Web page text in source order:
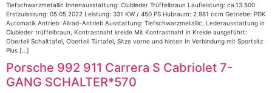
Tiefschwarzmetallic Innenausstattung: Clubleder Trüffelbraun Laufleistung: ca.13.500
Erstzulassung: 05.05.2022 Leistung: 331 KW / 450 PS Hubraum: 2.981 ccm Getriebe: PDK
Automatik Antrieb: Allrad-Antrieb Ausstattung: Tiefschwarzmetallic, Lederausstattung in
Clubleder trüffelbraun, Kontrastnaht kreide Mit Kontrastnaht in Kreide ausgeführt:
Oberteil Schalttafel, Oberteil Türtafel, Sitze vorne und hinten In Verbindung mit Sportsitz
Plus […]
Porsche 992 911 Carrera S Cabriolet 7-
GANG SCHALTER*570